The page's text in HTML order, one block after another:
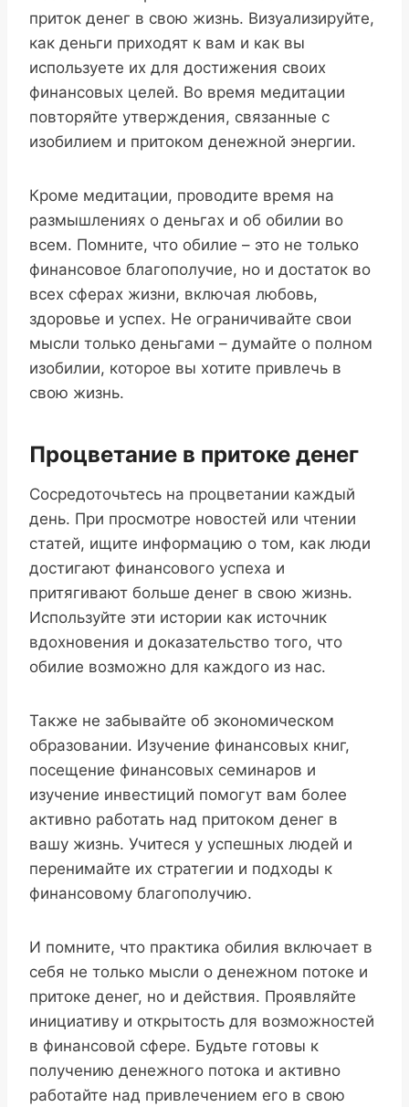
приток денег в свою жизнь. Визуализируйте,
как деньги приходят к вам и как вы
используете их для достижения своих
финансовых целей. Во время медитации
повторяйте утверждения, связанные с
изобилием и притоком денежной энергии.
Кроме медитации, проводите время на
размышлениях о деньгах и об обилии во
всем. Помните, что обилие – это не только
финансовое благополучие, но и достаток во
всех сферах жизни, включая любовь,
здоровье и успех. Не ограничивайте свои
мысли только деньгами – думайте о полном
изобилии, которое вы хотите привлечь в
свою жизнь.
Процветание в притоке денег
Сосредоточьтесь на процветании каждый
день. При просмотре новостей или чтении
статей, ищите информацию о том, как люди
достигают финансового успеха и
притягивают больше денег в свою жизнь.
Используйте эти истории как источник
вдохновения и доказательство того, что
обилие возможно для каждого из нас.
Также не забывайте об экономическом
образовании. Изучение финансовых книг,
посещение финансовых семинаров и
изучение инвестиций помогут вам более
активно работать над притоком денег в
вашу жизнь. Учитеся у успешных людей и
перенимайте их стратегии и подходы к
финансовому благополучию.
И помните, что практика обилия включает в
себя не только мысли о денежном потоке и
притоке денег, но и действия. Проявляйте
инициативу и открытость для возможностей
в финансовой сфере. Будьте готовы к
получению денежного потока и активно
работайте над привлечением его в свою